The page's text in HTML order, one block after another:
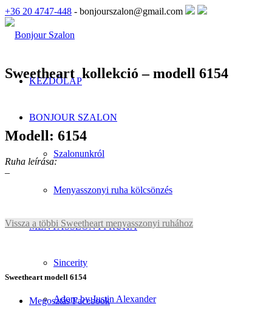
+36 20 4747-448 - bonjourszalon@gmail.com
KEZDŐLAP
BONJOUR SZALON
Szalonunkról
Menyasszonyi ruha kölcsönzés
MENYASSZONYI RUHA
Sincerity
Adore by Justin Alexander
Sweetheart kollekció – modell 6154
Modell: 6154
Ruha leírása:
–
Vissza a többi Sweetheart menyasszonyi ruhához
Sweetheart modell 6154
Megosztás Facebook